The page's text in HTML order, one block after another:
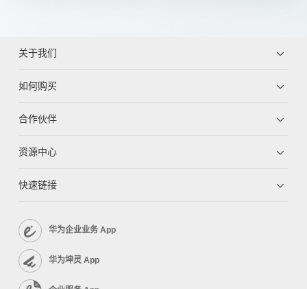
关于我们
如何购买
合作伙伴
资源中心
快速链接
华为企业业务 App
华为坤灵 App